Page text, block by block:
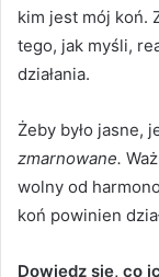
kim jest mój koń.
tego, jak myśli,
działania.
Żeby było jasne,
zmarnowane.
wolny od
koń powinien
Dowiedz się, co